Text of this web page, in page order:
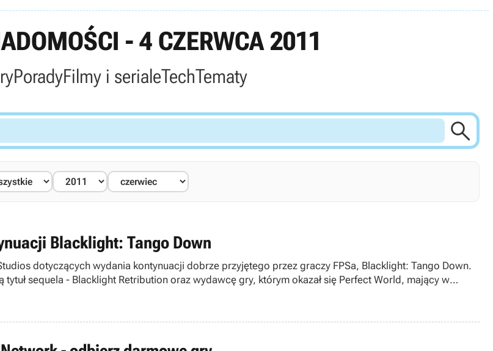
- 4 CZERWCA 2011
PoradyFilmy i serialeTechTematy

Blacklight: Tango Down
dotyczących wydania kontynuacji dobrze przyjętego przez graczy FPSa, Blacklight: Tango Down.
sequela - Blacklight Retribution oraz wydawcę gry, którym okazał się Perfect World, mający w